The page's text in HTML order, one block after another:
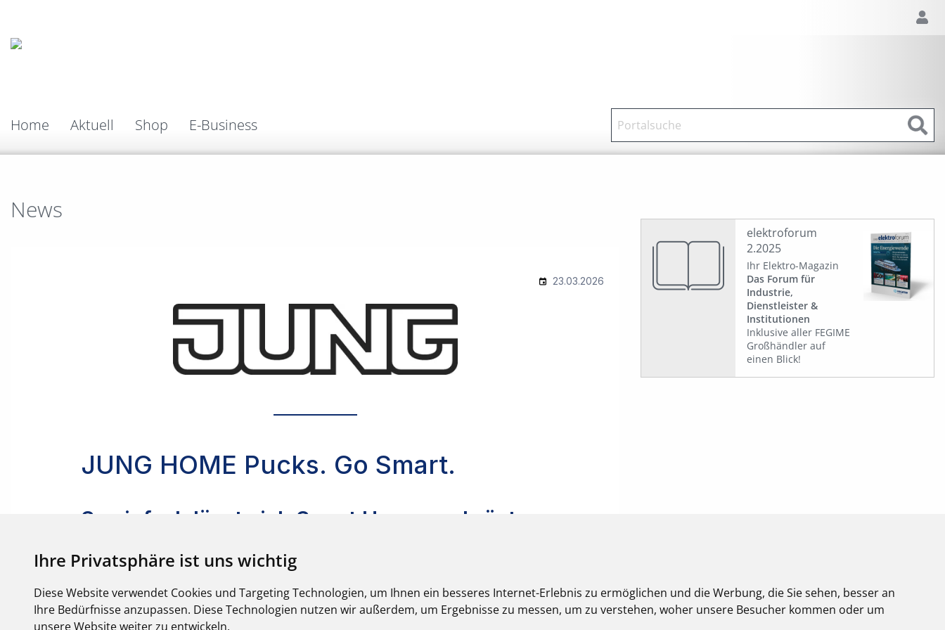
Ihre Privatsphäre ist uns wichtig
Diese Website verwendet Cookies und Targeting Technologien, um Ihnen ein besseres Internet-Erlebnis zu ermöglichen und die Werbung, die Sie sehen, besser an
Ihre Bedürfnisse anzupassen. Diese Technologien nutzen wir außerdem, um Ergebnisse zu messen, um zu verstehen, woher unsere Besucher kommen oder um
unsere Website weiter zu entwickeln.
Home Aktuell Shop E-Business
News
elektroforum
2.2025
Ihr Elektro-Magazin
Das Forum für
Industrie,
Dienstleister &
Institutionen
Inklusive aller FEGIME
Großhändler auf
einen Blick!